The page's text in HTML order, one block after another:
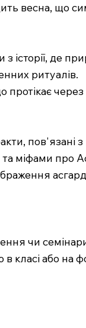
весна, що
історії, де
ритуалів.
протікає
міфами про
чи
класі або на